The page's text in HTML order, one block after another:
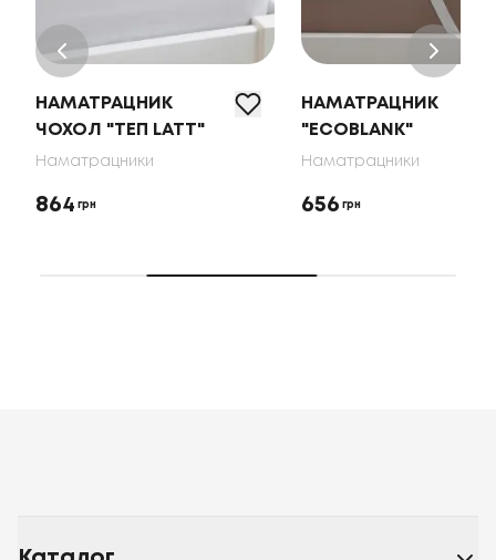
НАМАТРАЦНИК
ЧОХОЛ "ТЕП LATT"
Наматрацники
864 грн
НАМАТРАЦНИК
"ECOBLANK"
Наматрацники
656 грн